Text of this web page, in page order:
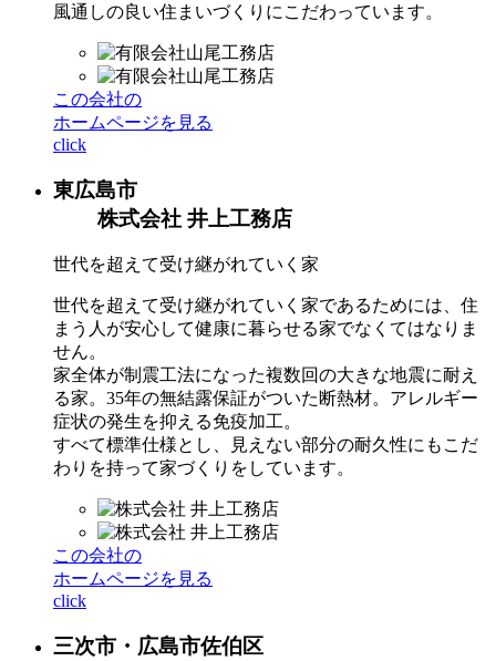
風通しの良い住まいづくりにこだわっています。
この会社の
ホームページを見る
click
東広島市
株式会社 井上工務店
世代を超えて受け継がれていく家
世代を超えて受け継がれていく家であるためには、住
まう人が安心して健康に暮らせる家でなくてはなりま
せん。
家全体が制震工法になった複数回の大きな地震に耐え
る家。35年の無結露保証がついた断熱材。アレルギー
症状の発生を抑える免疫加工。
すべて標準仕様とし、見えない部分の耐久性にもこだ
わりを持って家づくりをしています。
この会社の
ホームページを見る
click
三次市・広島市佐伯区